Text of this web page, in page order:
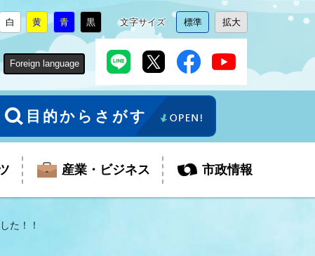
背
景
色
を
白
に
更
背
色
を
黄
に
更
背
色
を
青
に
更
背
景
黒
に
変
文字サイズ
文
字
サ
イ
を
標準
に
変
文
字
サ
イ
拡大
に
変
Foreign language
目的からさがす
産業・ビジネス 市政情報
た！！